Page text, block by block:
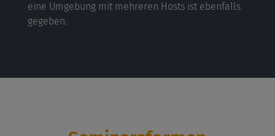
eine Umgebung mit mehreren Hosts ist ebenfalls
gegeben.